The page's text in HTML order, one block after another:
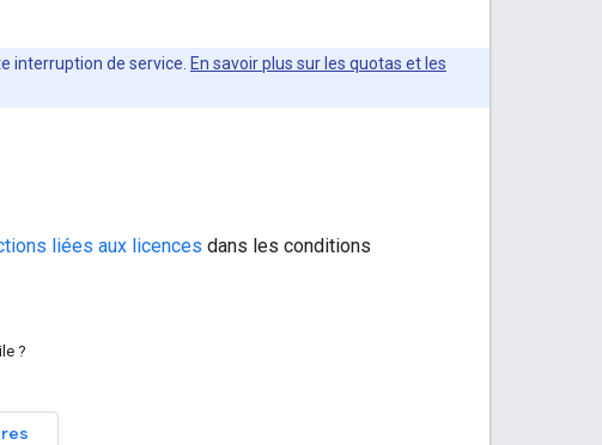
interruption de service. En savoir plus sur les quotas et les
liées aux licences dans les conditions
?